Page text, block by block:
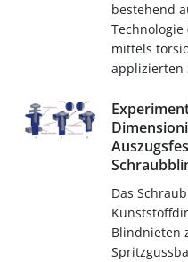
bestehend
mittels
applizierten
Das
Blindnieten